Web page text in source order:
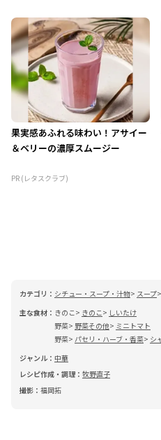
果実感あふれる味わい！アサイー
＆ベリーの濃厚スムージー
PR (レタスクラブ)
カテゴリ： シチュー・スープ・汁物 スープ
主な食材： きのこ きのこ
しいたけ
野菜
野菜その他
ミニトマト
野菜 パセリ・ハーブ・香菜
シ
ジャンル： 中華
レシピ作成・調理： 牧野直子
撮影： 福岡拓